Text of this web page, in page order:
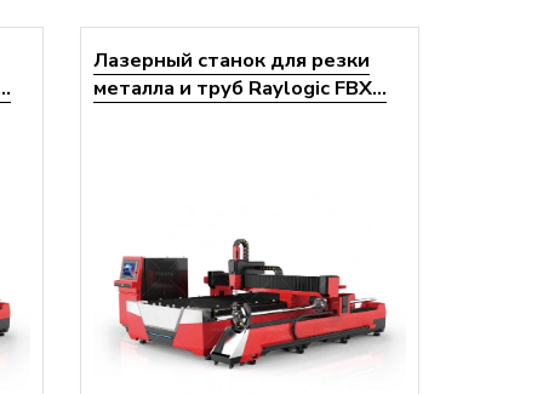
Лазерный станок для резки
металла и труб Raylogic FBX...